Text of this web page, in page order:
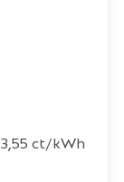
ct/kWh